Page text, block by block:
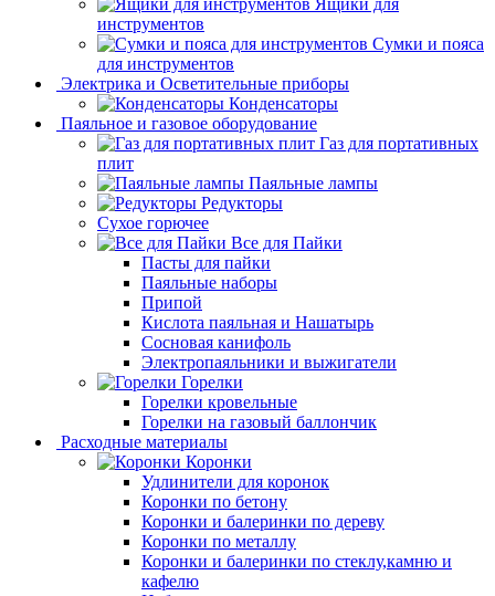
Ящики для
инструментов
Сумки и пояса
для инструментов
Электрика и Осветительные приборы
Конденсаторы
Паяльное и газовое оборудование
Газ для портативных
плит
Паяльные лампы
Редукторы
Сухое горючее
Все для Пайки
Пасты для пайки
Паяльные наборы
Припой
Кислота паяльная и Нашатырь
Сосновая канифоль
Электропаяльники и выжигатели
Горелки
Горелки кровельные
Горелки на газовый баллончик
Расходные материалы
Коронки
Удлинители для коронок
Коронки по бетону
Коронки и балеринки по дереву
Коронки по металлу
Коронки и балеринки по стеклу,камню и
кафелю